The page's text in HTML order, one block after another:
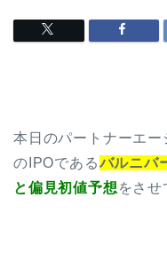
本日のパートナーエ
のIPOであるバルニバ
と偏見初値予想 をさせ